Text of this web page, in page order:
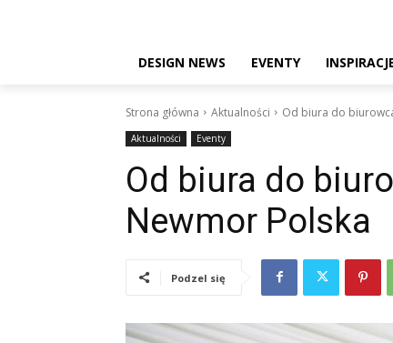
DESIGN NEWS EVENTY
Strona główna Aktualności Od biura do
Aktualności Eventy
Od biura do
Newmor Polska
Podzel się